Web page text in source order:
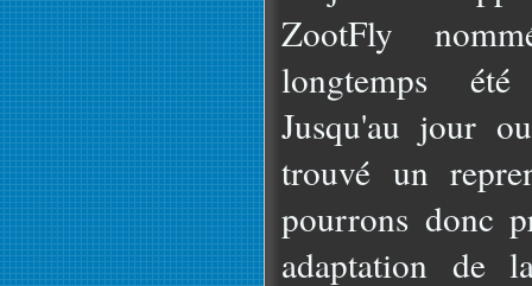
ZootFly
longtemps été
Jusqu'au jour
trouvé un
pourrons donc
adaptation